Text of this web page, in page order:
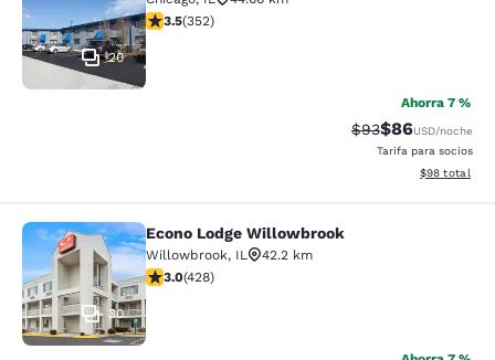
20
calificación de 3.47 estrellas. Bueno. 352 reseñas
3.5(352)
Ahorra 7 %
Precio tachado:
$93Precio con
$86USD/noche
Tarifa para socios
Ver detalles
$98 total
Econo Lodge Willowbrook
30
Econo Lodge Willowbrook
Willowbrook, IL
42.2 km
calificación de 2.99 estrellas. Feria. 428 reseñas
3.0(428)